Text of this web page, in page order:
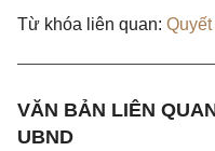
Từ khóa liên quan:
VĂN BẢN LIÊN
UBND